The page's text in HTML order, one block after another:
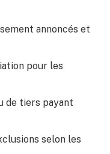
annoncés et
pour les
de tiers payant
selon les